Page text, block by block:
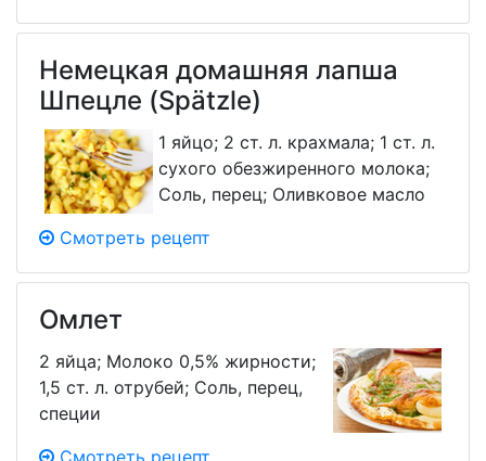
Немецкая домашняя лапша
Шпецле (Spätzle)
1 яйцо; 2 ст. л. крахмала; 1 ст. л.
сухого обезжиренного молока;
Соль, перец; Оливковое масло
Смотреть рецепт
Омлет
2 яйца; Молоко 0,5% жирности;
1,5 ст. л. отрубей; Соль, перец,
специи
Смотреть рецепт